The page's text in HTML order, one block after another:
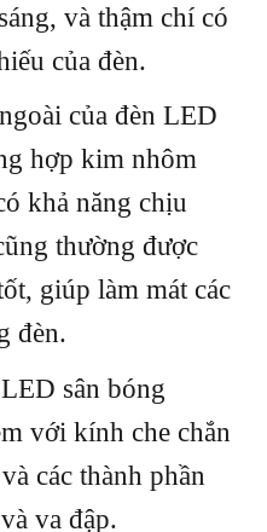
và thậm chí có
của đèn.
của đèn LED
hợp kim nhôm
khả năng chịu
thường được
giúp làm mát các
đèn.
sân bóng
với kính che chắn
các thành phần
va đập.